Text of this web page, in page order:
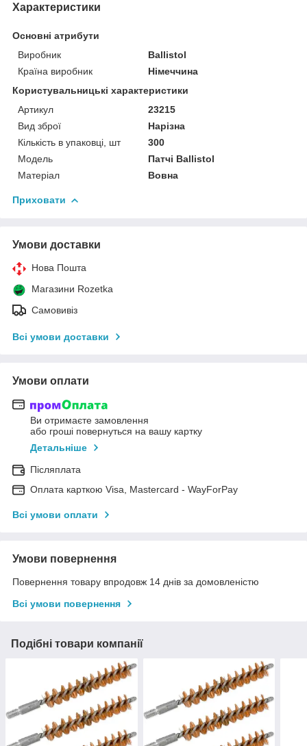
Характеристики
Основні атрибути
Виробник
Ballistol
Країна виробник
Німеччина
Користувальницькі характеристики
Артикул
23215
Вид зброї
Нарізна
Кількість в упаковці, шт
300
Мoдель
Патчі Ballistol
Матеріал
Вовна
Приховати
Умови доставки
Нова Пошта
Магазини Rozetka
Самовивіз
Всі умови доставки
Умови оплати
Ви отримаєте замовлення
або гроші повернуться на вашу картку
Детальніше
Післяплата
Оплата карткою Visa, Mastercard - WayForPay
Всі умови оплати
Умови повернення
Повернення товару впродовж 14 днів за домовленістю
Всі умови повернення
Подібні товари компанії